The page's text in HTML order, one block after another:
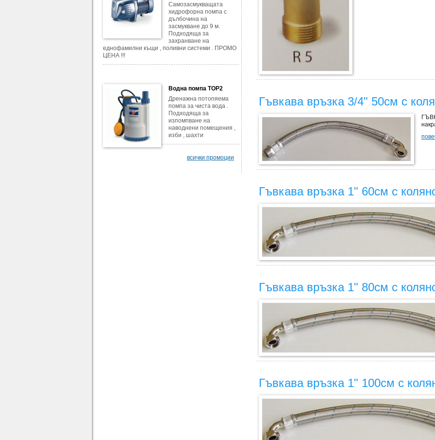
Самозасмукващата
хидрофорна помпа с
дълбочина на
засмукване до 9 м.
Подходяща за
захранване на
еднофамилни къщи , поливни системи . ПРОМО
ЦЕНА !!!
Водна помпа TOP2
Дренажна потопяема
помпа за чиста вода .
Подходяща за
изпомпване на
наводнени помещения ,
изби , шахти
всички промоции
Гъвкава връзка 3/4" 50см с
Гъвкава връзка 1" 60см с
Гъвкава връзка 1" 80см с
Гъвкава връзка 1" 100см с